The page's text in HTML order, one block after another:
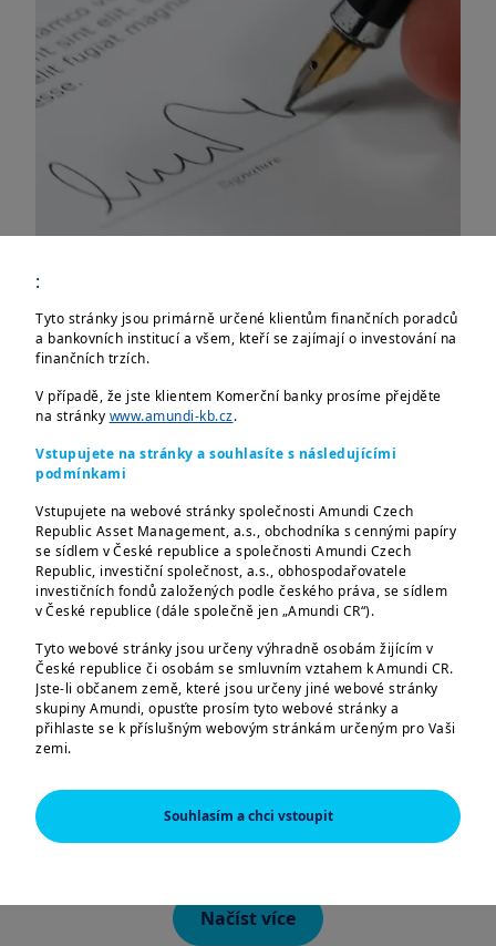
:
Tyto stránky jsou primárně určené klientům finančních poradců
a bankovních institucí a všem, kteří se zajímají o investování na
finančních trzích.
V případě, že jste klientem Komerční banky prosíme přejděte
na stránky www.amundi-kb.cz.
Vstupujete na stránky a souhlasíte s následujícími
podmínkami
Vstupujete na webové stránky společnosti Amundi Czech
Republic Asset Management, a.s., obchodníka s cennými papíry
se sídlem v České republice a společnosti Amundi Czech
Republic, investiční společnost, a.s., obhospodařovatele
investičních fondů založených podle českého práva, se sídlem
v České republice (dále společně jen „Amundi CR“).
Tyto webové stránky jsou určeny výhradně osobám žijícím v
České republice či osobám se smluvním vztahem k Amundi CR.
Jste-li občanem země, které jsou určeny jiné webové stránky
skupiny Amundi, opusťte prosím tyto webové stránky a
přihlaste se k příslušným webovým stránkám určeným pro Vaši
zemi.
Tyto webové stránky jsou určeny výhradně k poskytování
informací o společnostech Amundi CR a skupině Amundi a o
produktech schválených pro trh v České republice. Informace o
produktech jsou poskytovány pouze v obecné rovině, nebyl
může být vyhodnocen až na základě informací, které o sobě
poskytnete distributorovi daného produktu.
Souhlasím a chci vstoupit
Vážení klienti,
v souvislosti s epidemiologickou situací je
do odvolání obsluha klientů v sídle
společnosti zrušena. Klienti mohou své
dotazy/požadavky vyřídit
prostřednictvím telefonního centra (800
118 844), e-mailem (infocr@amundi.com
nebo poštou.
Děkujeme za pochopení,
Amundi Czech Republic
Načíst více